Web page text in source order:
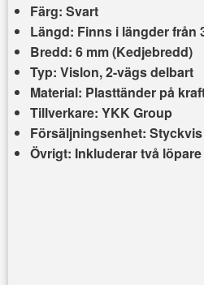
Färg: Svart
Längd: Finns i längder från
Bredd: 6 mm (Kedjebredd)
Typ: Vislon, 2-vägs delbart
Material: Plasttänder på
Tillverkare: YKK Group
Försäljningsenhet: Styckvis
Övrigt: Inkluderar två